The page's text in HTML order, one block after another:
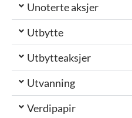
Unoterte aksjer
Utbytte
Utbytteaksjer
Utvanning
Verdipapir